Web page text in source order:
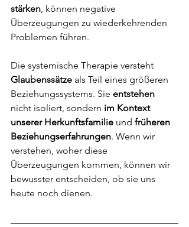
stärken , können negative
Überzeugungen zu wiederkehrenden
Problemen führen.
Die systemische Therapie versteht
Glaubenssätze als Teil eines größeren
Beziehungssystems. Sie entstehen
nicht isoliert, sondern im Kontext
unserer Herkunftsfamilie und früheren
Beziehungserfahrungen. Wenn wir
verstehen, woher diese
Überzeugungen kommen, können wir
bewusster entscheiden, ob sie uns
heute noch dienen.